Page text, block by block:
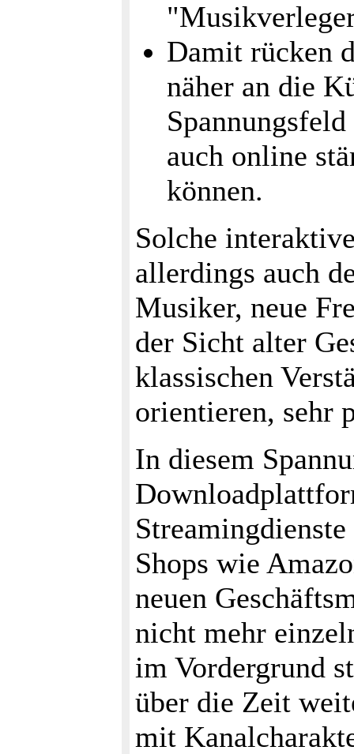
Damit rücken
näher an die
auch online
können.
Solche
allerdings auch
Musiker, neue
der Sicht alter
klassischen
orientieren, sehr
In diesem
Shops wie
neuen
nicht mehr
im Vordergrund
über die Zeit
mit